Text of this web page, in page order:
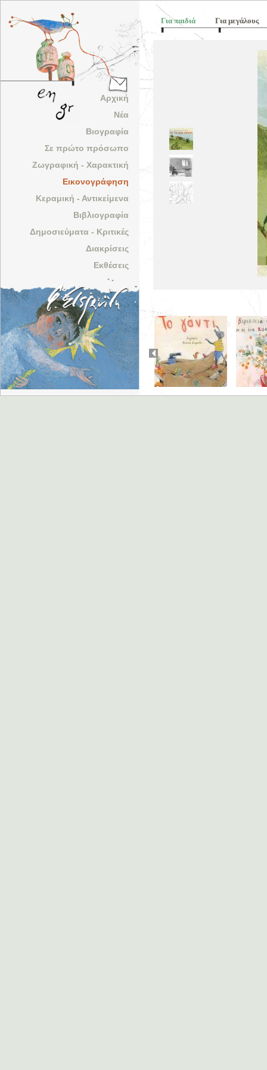
Αρχική
Νέα
Βιογραφία
Σε πρώτο πρόσωπο
Ζωγραφική - Χαρακτική
Εικονογράφηση
Κεραμική - Αντικείμενα
Βιβλιογραφία
Δημοσιεύματα - Κριτικές
Διακρίσεις
Εκθέσεις
Για παιδιά Για μεγάλους